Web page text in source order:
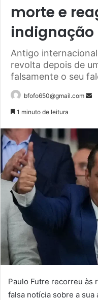
morte e
indignação
Antigo
revolta depois de
falsamente o seu
bfofo650@gmail.com
1 minuto de leitura
Paulo Futre recorreu às
falsa notícia sobre a